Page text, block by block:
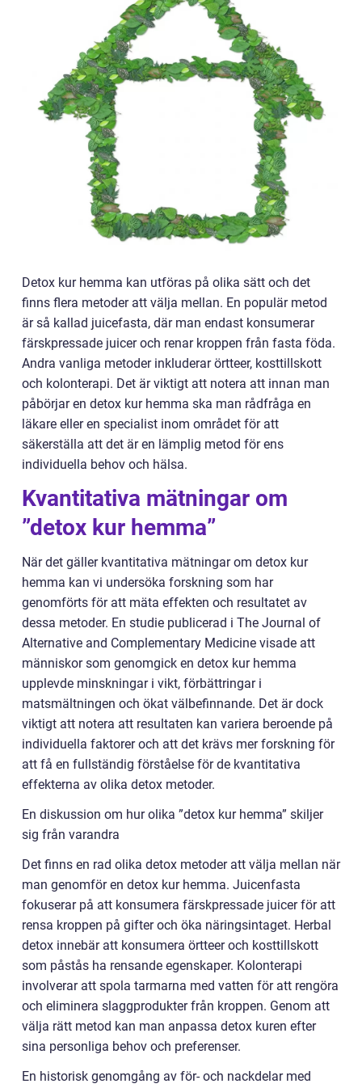
Detox kur hemma kan utföras på olika sätt och det
finns flera metoder att välja mellan. En populär metod
är så kallad juicefasta, där man endast konsumerar
färskpressade juicer och renar kroppen från fasta föda.
Andra vanliga metoder inkluderar örtteer, kosttillskott
och kolonterapi. Det är viktigt att notera att innan man
påbörjar en detox kur hemma ska man rådfråga en
läkare eller en specialist inom området för att
säkerställa att det är en lämplig metod för ens
individuella behov och hälsa.
Kvantitativa mätningar om
”detox kur hemma”
När det gäller kvantitativa mätningar om detox kur
hemma kan vi undersöka forskning som har
genomförts för att mäta effekten och resultatet av
dessa metoder. En studie publicerad i The Journal of
Alternative and Complementary Medicine visade att
människor som genomgick en detox kur hemma
upplevde minskningar i vikt, förbättringar i
matsmältningen och ökat välbefinnande. Det är dock
viktigt att notera att resultaten kan variera beroende på
individuella faktorer och att det krävs mer forskning för
att få en fullständig förståelse för de kvantitativa
effekterna av olika detox metoder.
En diskussion om hur olika ”detox kur hemma” skiljer
sig från varandra
Det finns en rad olika detox metoder att välja mellan när
man genomför en detox kur hemma. Juicenfasta
fokuserar på att konsumera färskpressade juicer för att
rensa kroppen på gifter och öka näringsintaget. Herbal
detox innebär att konsumera örtteer och kosttillskott
som påstås ha rensande egenskaper. Kolonterapi
involverar att spola tarmarna med vatten för att rengöra
och eliminera slaggprodukter från kroppen. Genom att
välja rätt metod kan man anpassa detox kuren efter
sina personliga behov och preferenser.
En historisk genomgång av för- och nackdelar med